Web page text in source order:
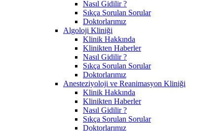
Nasıl Gidilir ?
Sıkça Sorulan Sorular
Doktorlarımız
Algoloji Kliniği
Klinik Hakkında
Klinikten Haberler
Nasıl Gidilir ?
Sıkça Sorulan Sorular
Doktorlarımız
Anesteziyoloji ve Reanimasyon Kliniği
Klinik Hakkında
Klinikten Haberler
Nasıl Gidilir ?
Sıkça Sorulan Sorular
Doktorlarımız